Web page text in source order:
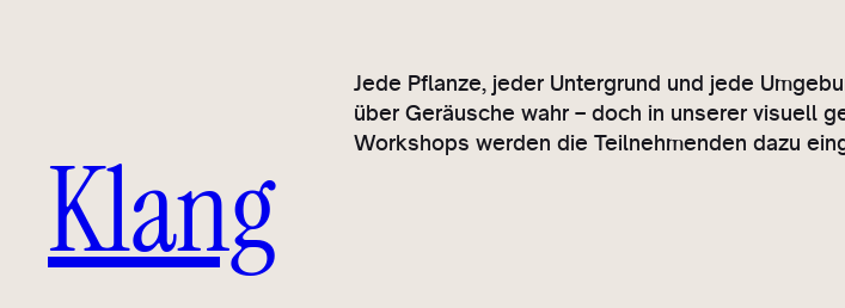
Klang
Jede Pflanze, jeder Untergrund und jede
über Geräusche wahr – doch in unserer visuell
Workshops werden die Teilnehmenden dazu